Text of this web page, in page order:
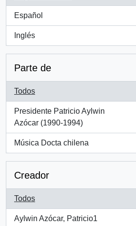
Español
, 830 resultados
Inglés
, 2 resultados
Parte de
Todos
Presidente Patricio Aylwin
Azócar (1990-1994)
, 828 resultados
Música Docta chilena
, 2 resultados
Creador
Todos
Aylwin Azócar, Patricio1
, 501 resultados